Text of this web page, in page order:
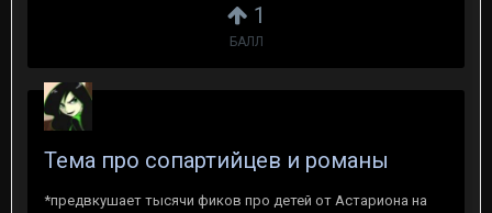
1
БАЛЛ
Тема про сопартийцев и романы
*предвкушает тысячи фиков про детей от Астариона на